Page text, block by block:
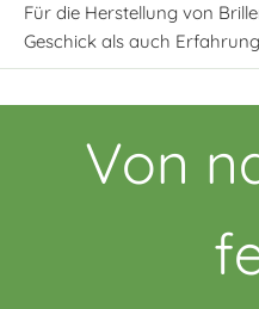
Für die Herstellung von
Geschick als auch
Von